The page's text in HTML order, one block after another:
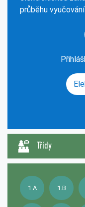
průběhu
Třídy
1.A 1.B